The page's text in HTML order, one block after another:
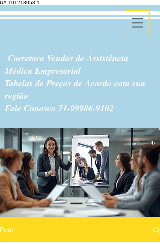
UA-101218053-1
Corretora Vendas de Assistência
Médica Empresarial
Tabelas de Preços de Acordo com sua
região
Fale Conosco 71-99986-9102
Post